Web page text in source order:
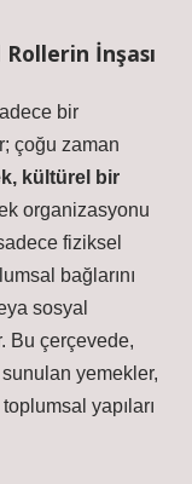
İnşası
bir
çoğu zaman
kültürel bir
organizasyonu
fiziksel
bağlarını
sosyal
Bu çerçevede,
yemekler,
yapıları